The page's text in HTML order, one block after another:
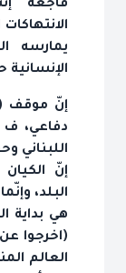
فاجعة
يمارسه
الإنسانية
إنّ موقف
دفاعي، ف
اللبناني
إنّ
البلد،
هي بداية
(اخرجوا
العالم